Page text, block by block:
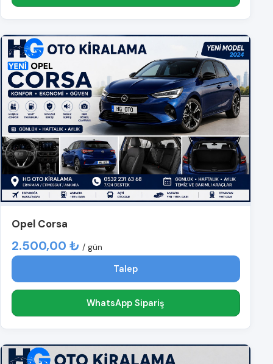
Opel Corsa
2.500,00 ₺ / gün
Talep
WhatsApp Sipariş